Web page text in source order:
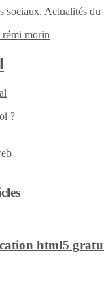
sociaux, Actualités du
rémi morin
?
html5